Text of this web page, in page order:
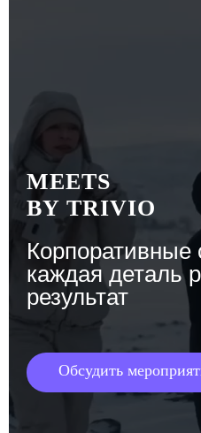
MEETS
BY TRIVIO
Корпоративные
каждая деталь
результат
Обсудить